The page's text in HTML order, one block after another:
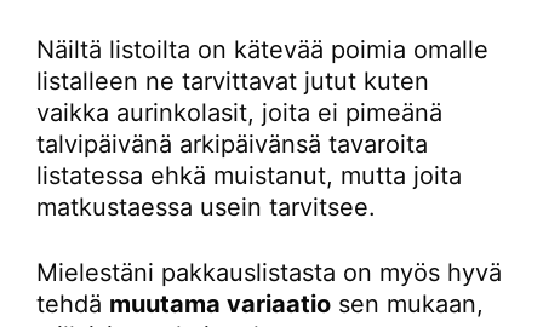
Näiltä listoilta on kätevää poimia omalle
listalleen ne tarvittavat jutut kuten
vaikka aurinkolasit, joita ei pimeänä
talvipäivänä arkipäivänsä tavaroita
listatessa ehkä muistanut, mutta joita
matkustaessa usein tarvitsee.
Mielestäni pakkauslistasta on myös hyvä
tehdä muutama variaatio sen mukaan,